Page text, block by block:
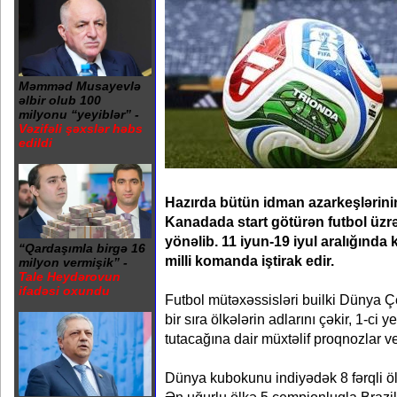
Məmməd Musayevlə
əlbir olub 100
milyonu “yeyiblər” -
Vəzifəli şəxslər həbs
edildi
“Qardaşımla birgə 16
milyon vermişik” -
Tale Heydərovun
ifadəsi oxundu
Hazırda bütün idman
Kanadada start götürən futbol
yönəlib. 11 iyun-19 iyul
milli komanda iştirak edir.
Futbol mütəxəssisləri builki Dünya
bir sıra ölkələrin adlarını çəkir, 1-ci
tutacağına dair müxtəlif proqnozlar
Dünya kubokunu indiyədək 8 fərqli